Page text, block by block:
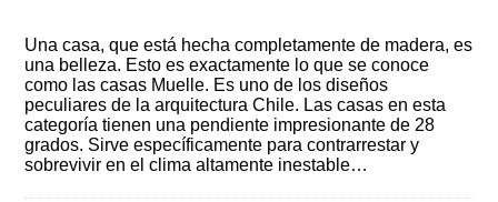
Una casa, que está hecha completamente de madera, es
una belleza. Esto es exactamente lo que se conoce
como las casas Muelle. Es uno de los diseños
peculiares de la arquitectura Chile. Las casas en esta
categoría tienen una pendiente impresionante de 28
grados. Sirve específicamente para contrarrestar y
sobrevivir en el clima altamente inestable…